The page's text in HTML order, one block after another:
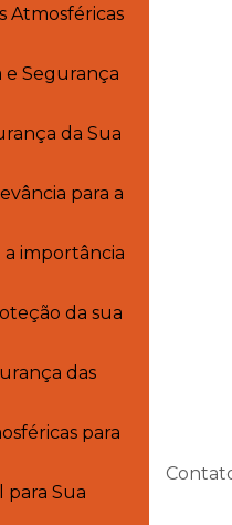
Atmosféricas
Segurança
da Sua
para a
importância
da sua
das
para
para Sua